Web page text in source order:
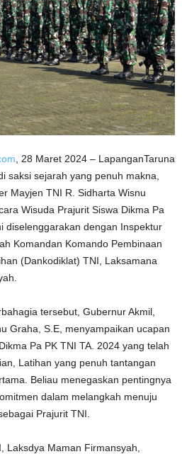
, 28 Maret 2024 – LapanganTaruna
saksi sejarah yang penuh makna,
Mayjen TNI R. Sidharta Wisnu
Wisuda Prajurit Siswa Dikma Pa
diselenggarakan dengan Inspektur
Komandan Komando Pembinaan
(Dankodiklat) TNI, Laksamana
tersebut, Gubernur Akmil,
Graha, S.E, menyampaikan ucapan
Pa PK TNI TA. 2024 yang telah
Latihan yang penuh tantangan
Beliau menegaskan pentingnya
dalam melangkah menuju
Prajurit TNI.
Laksdya Maman Firmansyah,